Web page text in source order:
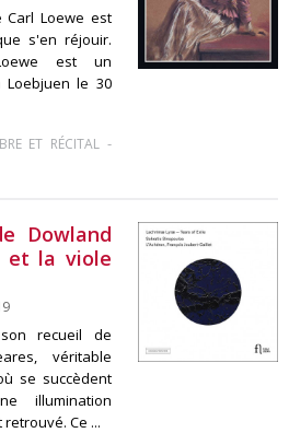
Carl Loewe est
s'en réjouir.
est un
Loebjuen le 30
ET RÉCITAL-
Dowland
et la viole
recueil de
véritable
se succèdent
illumination
retrouvé. Ce ...